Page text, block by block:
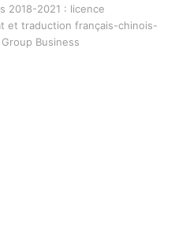
2018-2021 : licence
et traduction français-chinois-
Group Business